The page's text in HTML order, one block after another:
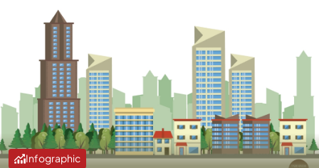
Infographic